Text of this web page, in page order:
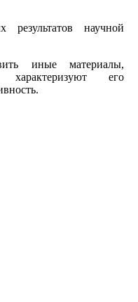
научной
иные материалы,
его